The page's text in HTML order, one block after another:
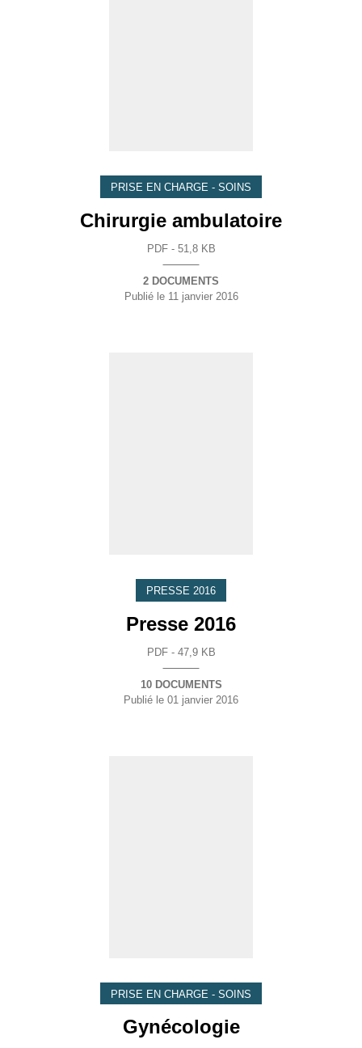
PRISE EN CHARGE - SOINS
Chirurgie ambulatoire
PDF - 51,8 KB
2 DOCUMENTS
Publié le11 janvier 2016
PRESSE 2016
Presse 2016
PDF - 47,9 KB
10 DOCUMENTS
Publié le 01 janvier 2016
PRISE EN CHARGE - SOINS
Gynécologie